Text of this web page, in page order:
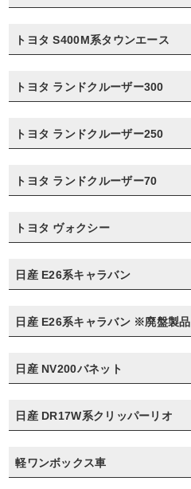
トヨタ S400M系タウンエース
トヨタ ランドクルーザー300
トヨタ ランドクルーザー250
トヨタ ランドクルーザー70
トヨタ ヴォクシー
日産 E26系キャラバン
日産 E26系キャラバン ※廃盤製品
日産 NV200バネット
日産 DR17W系クリッパーリオ
軽ワンボックス車